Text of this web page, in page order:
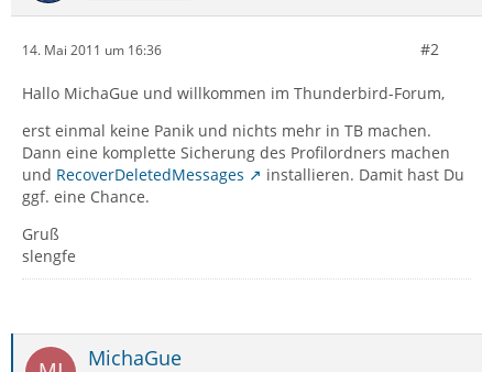
14. Mai 2011 um 16:36 #2
Hallo MichaGue und willkommen im Thunderbird-Forum,
erst einmal keine Panik und nichts mehr in TB machen.
Dann eine komplette Sicherung des Profilordners machen
und RecoverDeletedMessages
installieren. Damit hast Du
ggf. eine Chance.
Gruß
slengfe
MichaGue